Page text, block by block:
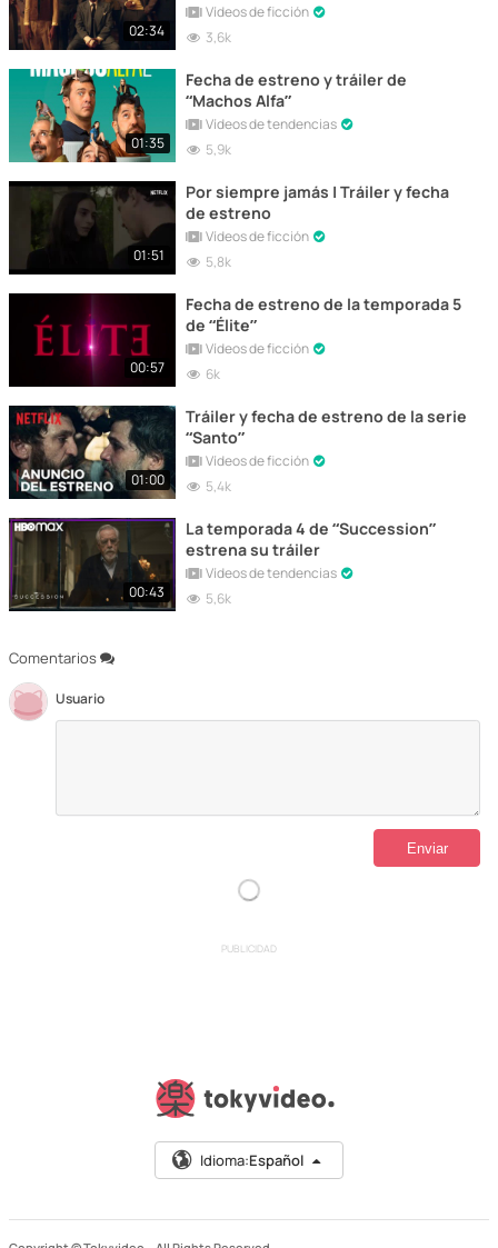
Comentarios
Usuario
02:34
Vídeos de ficción
3,6k
01:35
Fecha de estreno y tráiler de
“Machos Alfa”
Vídeos de tendencias
5,9k
01:51
Por siempre jamás | Tráiler y fecha
de estreno
Vídeos de ficción
5,8k
00:57
Fecha de estreno de la temporada 5
de “Élite”
Vídeos de ficción
6k
01:00
Tráiler y fecha de estreno de la serie
“Santo”
Vídeos de ficción
5,4k
00:43
La temporada 4 de “Succession”
estrena su tráiler
Vídeos de tendencias
5,6k
PUBLICIDAD
Idioma:Español